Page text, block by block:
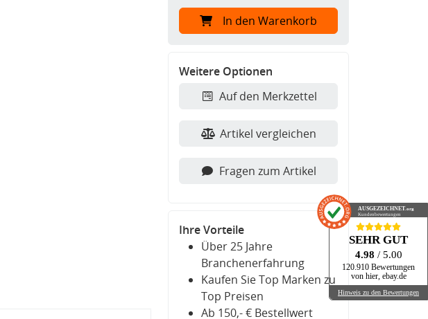
In den Warenkorb
Weitere Optionen
Auf den Merkzettel
Artikel vergleichen
Fragen zum Artikel
Ihre Vorteile
Über 25 Jahre
Branchenerfahrung
Kaufen Sie Top Marken zu
Top Preisen
Ab 150,- € Bestellwert
AUSGEZEICHNET.org
Kundenbewertungen
SEHR GUT
4.98 / 5.00
120.910 Bewertungen
von hier, ebay.de
Hinweis zu den Bewertungen